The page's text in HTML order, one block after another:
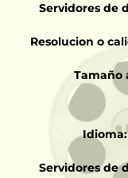
Servidores de
Resolucion o
Tamaño
Idioma:
Servidores de